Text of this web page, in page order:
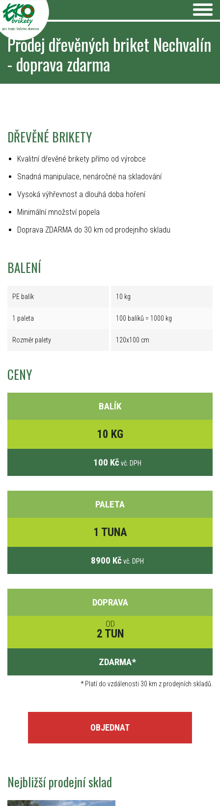
pro teplo Vašeho domova
Prodej dřevěných briket Nechvalín
- doprava zdarma
DŘEVĚNÉ BRIKETY
Kvalitní dřevěné brikety přímo od výrobce
Snadná manipulace, nenáročné na skladování
Vysoká výhřevnost a dlouhá doba hoření
Minimální množství popela
Doprava ZDARMA do 30 km od prodejního skladu
BALENÍ
PE balík 10 kg
1 paleta 100 balíků = 1000 kg
Rozměr palety 120x100 cm
CENY
BALÍK
10 KG
100 Kč vč. DPH
PALETA
1 TUNA
8900 Kč vč. DPH
DOPRAVA
OD
2 TUN
ZDARMA*
*Platí do vzdálenosti 30 km z prodejních skladů.
OBJEDNAT
Nejbližší prodejní sklad